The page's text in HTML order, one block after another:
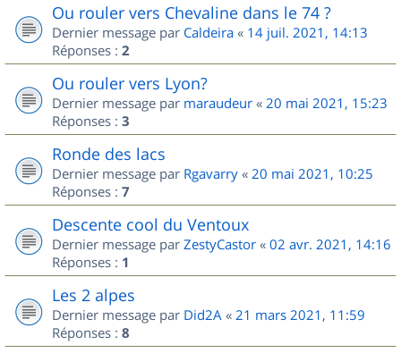
Ou rouler vers Chevaline dans le 74 ?
Dernier message par Caldeira « 14 juil. 2021, 14:13
Réponses : 2
Ou rouler vers Lyon?
Dernier message par maraudeur « 20 mai 2021, 15:23
Réponses : 3
Ronde des lacs
Dernier message par Rgavarry « 20 mai 2021, 10:25
Réponses : 7
Descente cool du Ventoux
Dernier message par ZestyCastor « 02 avr. 2021, 14:16
Réponses : 1
Les 2 alpes
Dernier message par Did2A « 21 mars 2021, 11:59
Réponses : 8